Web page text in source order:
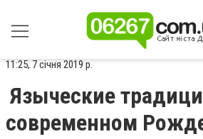
11:25, 7 січня 2019 р.
Языческие
современном